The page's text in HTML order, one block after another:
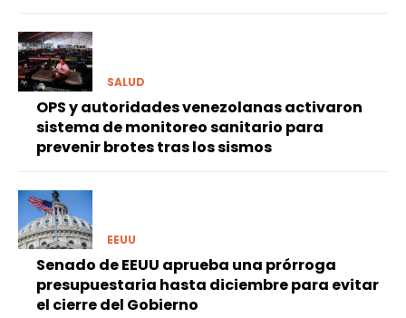
SALUD
OPS y autoridades venezolanas activaron
sistema de monitoreo sanitario para
prevenir brotes tras los sismos
EEUU
Senado de EEUU aprueba una prórroga
presupuestaria hasta diciembre para evitar
el cierre del Gobierno